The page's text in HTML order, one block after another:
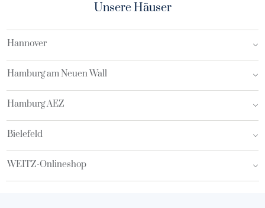
Unsere Häuser
Hannover
Hamburg am Neuen Wall
Hamburg AEZ
Bielefeld
WEITZ-Onlineshop